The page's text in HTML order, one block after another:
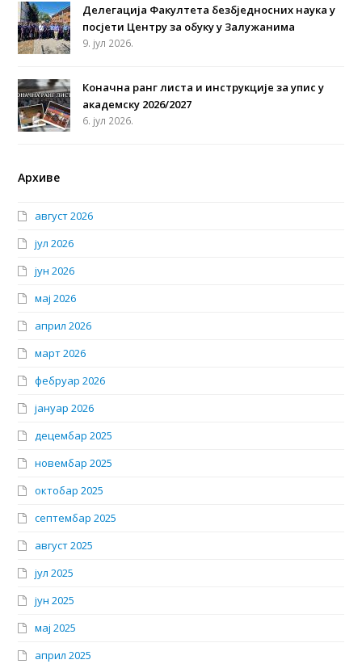
Делегација Факултета безбједносних наука у
посјети Центру за обуку у Залужанима
9. јул 2026.
Коначна ранг листа и инструкције за упис у
академску 2026/2027
6. јул 2026.
Архиве
август 2026
јул 2026
јун 2026
мај 2026
април 2026
март 2026
фебруар 2026
јануар 2026
децембар 2025
новембар 2025
октобар 2025
септембар 2025
август 2025
јул 2025
јун 2025
мај 2025
април 2025